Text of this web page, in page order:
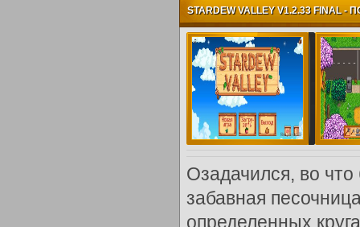
STARDEW VALLEY V1.2.33
Озадачился, во
забавная
определенных